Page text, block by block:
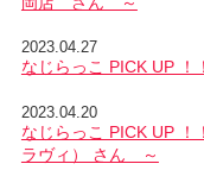
2023.04.27
なじらっこ PICK UP
2023.04.20
なじらっこ PICK UP
ラヴィ） さん ～